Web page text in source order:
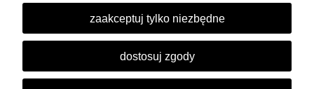
O nas
Śledź nas
zaakceptuj tylko niezbędne
dostosuj zgody